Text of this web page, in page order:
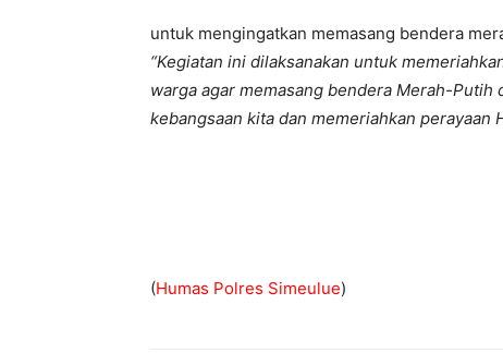
untuk mengingatkan memasang bendera
“Kegiatan ini dilaksanakan untuk
warga agar memasang bendera Merah-
kebangsaan kita dan memeriahkan perayaan
(Humas Polres Simeulue)